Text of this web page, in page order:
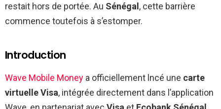
restait hors de portée. Au Sénégal, cette barrière
commence toutefois à s’estomper.
Introduction
Wave Mobile Money a officiellement lncé une carte
virtuelle Visa, intégrée directement dans l’application